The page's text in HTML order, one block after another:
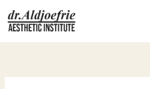
Skip
to
content